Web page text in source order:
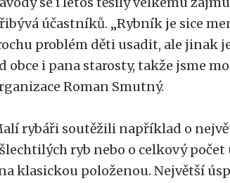
účastníků. „Rybník je sice
problém děti usadit, ale jinak
obce i pana starosty, takže jsme
Roman Smutný.
rybáři soutěžili například o
ryb nebo o celkový
klasickou položenou. Největší